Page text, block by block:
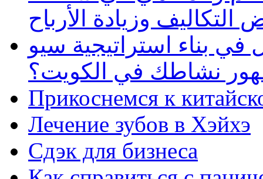
وزيادة الأرباح
بناء استراتيجية سيو
نشاطك في الكويت؟
Прикоснемся к
Лечение зубов в Хэйхэ
Сдэк для бизнеса